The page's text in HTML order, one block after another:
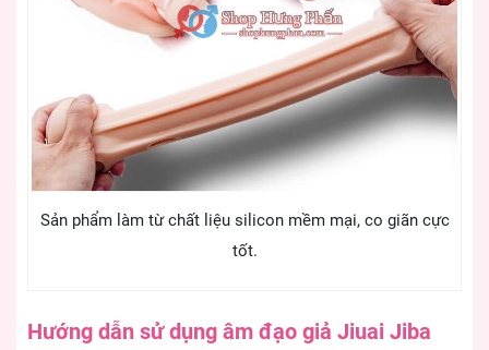
Sản phẩm làm từ chất liệu silicon mềm mại, co giãn cực
tốt.
Hướng dẫn sử dụng âm đạo giả Jiuai Jiba